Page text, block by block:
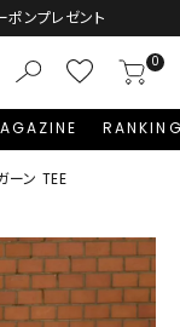
ゼント
0
ーン TEE